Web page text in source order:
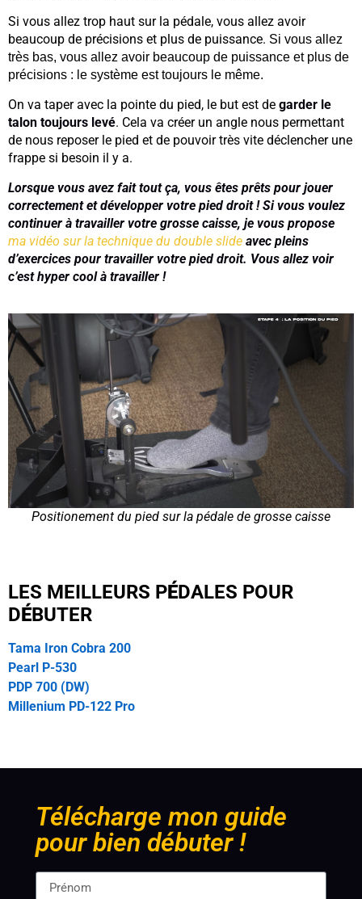
Si vous allez trop haut sur la pédale, vous allez avoir
beaucoup de précisions et plus de puissance. Si vous allez
très bas, vous allez avoir beaucoup de puissance et plus de
précisions : le système est toujours le même.
On va taper avec la pointe du pied, le but est de garder le
talon toujours levé. Cela va créer un angle nous permettant
de nous reposer le pied et de pouvoir très vite déclencher une
frappe si besoin il y a.
Lorsque vous avez fait tout ça, vous êtes prêts pour jouer
correctement et développer votre pied droit ! Si vous voulez
ma vidéo sur la technique du double slide avec pleins
d’exercices pour travailler votre pied droit. Vous allez voir
c’est hyper cool à travailler !
Positionement du pied sur la pédale de grosse caisse
LES MEILLEURS PÉDALES POUR
DÉBUTER
Tama Iron Cobra 200
Pearl P-530
PDP 700 (DW)
Millenium PD-122 Pro
Télécharge mon guide
pour bien débuter !